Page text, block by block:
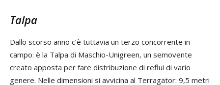
Talpa
Dallo scorso anno c’è tuttavia un terzo concorrente in
campo: è la Talpa di Maschio-Unigreen, un semovente
creato apposta per fare distribuzione di reflui di vario
genere. Nelle dimensioni si avvicina al Terragator: 9,5 metri